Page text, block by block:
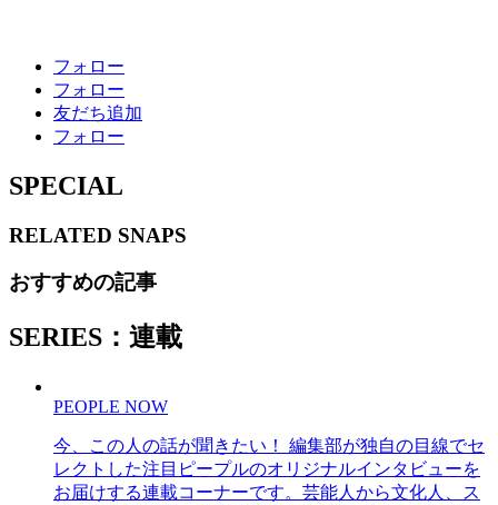
フォロー
フォロー
友だち追加
フォロー
SPECIAL
RELATED SNAPS
おすすめの記事
SERIES：連載
PEOPLE NOW
今、この人の話が聞きたい！ 編集部が独自の目線でセ
レクトした注目ピープルのオリジナルインタビューを
お届けする連載コーナーです。芸能人から文化人、ス